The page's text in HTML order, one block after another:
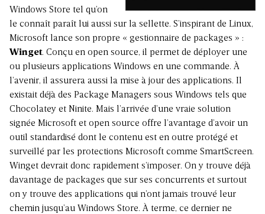
Windows Store tel qu’on
le connaît paraît lui aussi sur la sellette. S’inspirant de Linux,
Microsoft lance son propre « gestionnaire de packages » :
Winget. Conçu en open source, il permet de déployer une
ou plusieurs applications Windows en une commande. À
l’avenir, il assurera aussi la mise à jour des applications. Il
existait déjà des Package Managers sous Windows tels que
Chocolatey et Ninite. Mais l’arrivée d’une vraie solution
signée Microsoft et open source offre l’avantage d’avoir un
outil standardisé dont le contenu est en outre protégé et
surveillé par les protections Microsoft comme SmartScreen.
Winget devrait donc rapidement s’imposer. On y trouve déjà
davantage de packages que sur ses concurrents et surtout
on y trouve des applications qui n’ont jamais trouvé leur
chemin jusqu’au Windows Store. À terme, ce dernier ne